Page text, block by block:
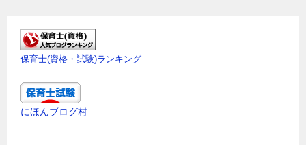
保育士(資格・試験)ランキング
にほんブログ村